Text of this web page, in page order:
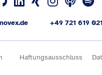
+49 721 619
Haftungsausschluss